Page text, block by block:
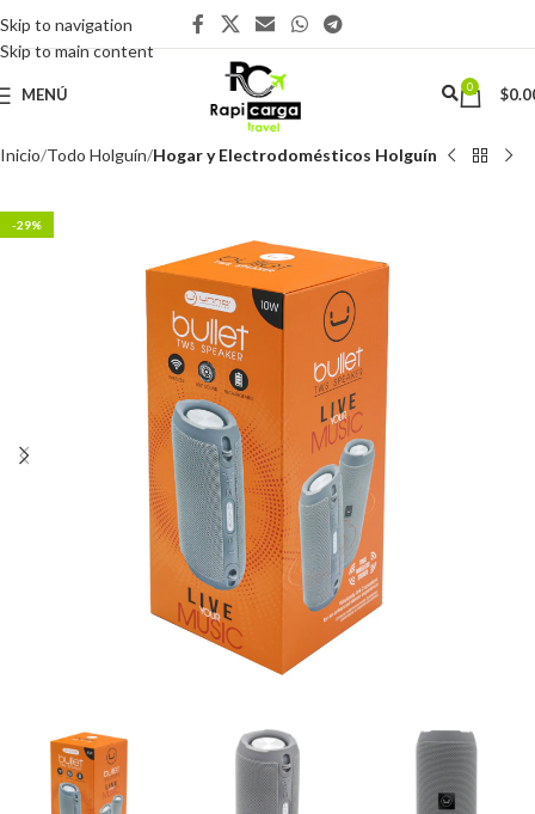
Skip to navigation
Skip to main content
MENÚ 0 $
Inicio Todo Holguín Hogar y Electrodomésticos Holguín
-29%